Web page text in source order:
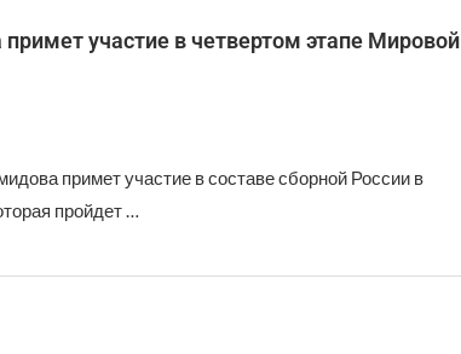
участие в четвертом этапе Мировой
примет участие в составе сборной России в
пройдет …